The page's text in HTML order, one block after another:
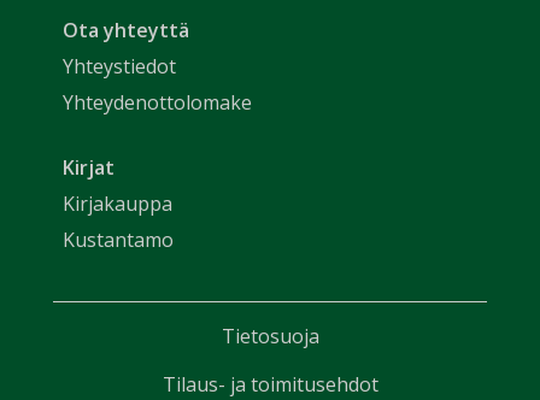
Ota yhteyttä
Yhteystiedot
Yhteydenottolomake
Kirjat
Kirjakauppa
Kustantamo
Tietosuoja
Tilaus- ja toimitusehdot